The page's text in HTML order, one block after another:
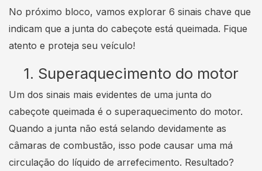
No próximo bloco, vamos explorar 6 sinais chave que
indicam que a junta do cabeçote está queimada. Fique
atento e proteja seu veículo!
1. Superaquecimento do motor
Um dos sinais mais evidentes de uma junta do
cabeçote queimada é o superaquecimento do motor.
Quando a junta não está selando devidamente as
câmaras de combustão, isso pode causar uma má
circulação do líquido de arrefecimento. Resultado?